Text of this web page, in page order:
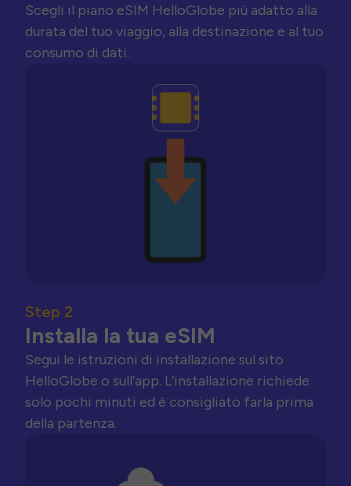
Scegli il piano eSIM HelloGlobe più adatto alla
durata del tuo viaggio, alla destinazione e al tuo
consumo di dati.
Step 2
Installa la tua eSIM
Segui le istruzioni di installazione sul sito
HelloGlobe o sull’app. L’installazione richiede
solo pochi minuti ed è consigliato farla prima
della partenza.